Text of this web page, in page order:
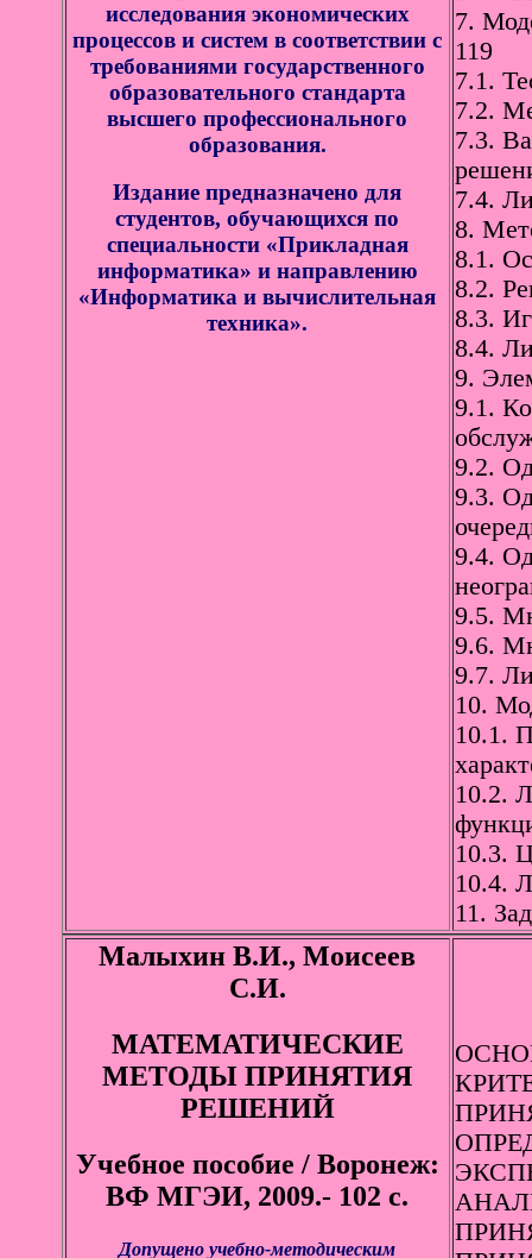
исследования экономических
процессов и систем в соответствии с
требованиями государственного
образовательного стандарта
высшего профессио­нального
образования.
Издание предназначено для
студентов, обучающихся по
специальности «Прикладная
информатика» и направлению
«Информатика и вычислительная
техника».
7.
119
7.1.
7.2.
7.3.
7.4.
8.
8.1.
8.2.
8.3.
8.4.
9.
9.1.
9.2.
9.3.
9.4.
9.5.
9.6.
9.7.
10.
10.1.
10.2.
10.3.
10.4.
11.
Малыхин В.И., Моисеев
С.И.
МАТЕМАТИЧЕСКИЕ
МЕТОДЫ ПРИНЯТИЯ
РЕШЕНИЙ
Учебное пособие / Воронеж:
ВФ МГЭИ, 2009.- 102 с.
Допущено учебно-методическим